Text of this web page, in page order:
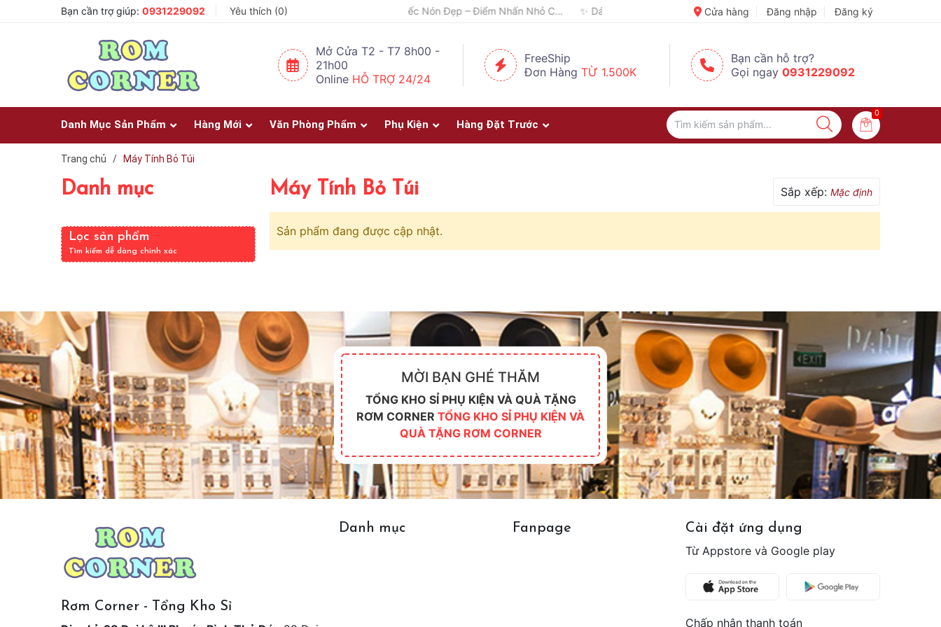
Bạn cần trợ giúp: 0931229092 Yêu thích (0)
🎨 Một Bức Tranh – Góc Nhỏ Chứa Đầy Cảm Xúc ✨ 🧢 Một Chiếc Nón Đẹp – Điểm Nhấn Nhỏ Cho Mỗi Outfit ✨ ✨ Dán Sticker – Niềm Vui Nhỏ Làm Mọi Thứ Dễ Thương Hơn 💖
Cửa hàng Đăng nhập Đăng ký
Mở Cửa T2 - T7 8h00 -
21h00
Online HỖ TRỢ 24/24
FreeShip
Đơn Hàng TỪ 1.500K
Bạn cần hỗ trợ?
Gọi ngay 0931229092
Danh Mục Sản Phẩm Hàng Mới Văn Phòng Phẩm Phụ Kiện Hàng Đặt Trước
0
Trang chủ / Máy Tính Bỏ Túi
Lọc sản phẩm
Tìm kiếm dễ dàng chính xác
Danh mục Máy Tính Bỏ Túi Sắp xếp: Mặc định
Sản phẩm đang được cập nhật.
MỜI BẠN GHÉ THĂM
TỔNG KHO SỈ PHỤ KIỆN VÀ QUÀ TẶNG
RƠM CORNER TỔNG KHO SỈ PHỤ KIỆN VÀ
QUÀ TẶNG RƠM CORNER
Rơm Corner - Tổng Kho Sỉ
Danh mục Fanpage
Cài đặt ứng dụng
Từ Appstore và Google play
Chấp nhận thanh toán